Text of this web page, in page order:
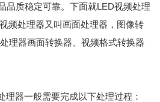
品质稳定可靠。下面就LED视频处理
频处理器又叫画面处理器，图像转
理器画面转换器、视频格式转换器
理器一般需要完成以下处理过程：